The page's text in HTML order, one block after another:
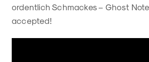
ordentlich Schmackes – Ghost
accepted!